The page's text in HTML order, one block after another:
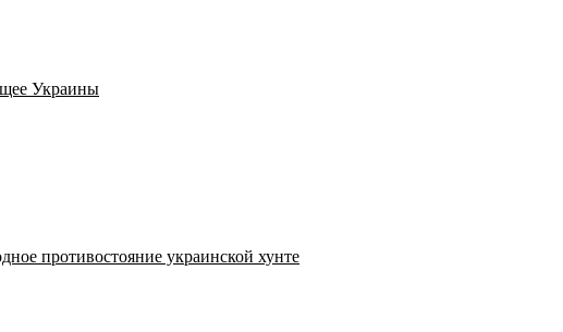
Украины
противостояние украинской хунте